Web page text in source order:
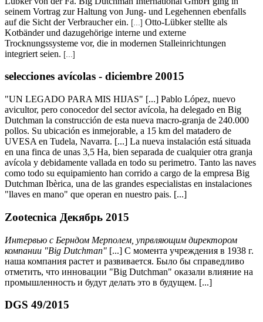
seinem Vortrag zur Haltung von Jung- und Legehennen ebenfalls
auf die Sicht der Verbraucher ein. [...] Otto-Lübker stellte als
Kotbänder und dazugehörige interne und externe
Trocknungssysteme vor, die in modernen Stalleinrichtungen
integriert seien. [...]
selecciones avícolas - diciembre 20015
"UN LEGADO PARA MIS HIJAS" [...] Pablo López, nuevo
avicultor, pero conocedor del sector avícola, ha delegado en Big
Dutchman la construcción de esta nueva macro-granja de 240.000
pollos. Su ubicación es inmejorable, a 15 km del matadero de
UVESA en Tudela, Navarra. [...] La nueva instalación está situada
en una finca de unas 3,5 Ha, bien separada de cualquier otra granja
avícola y debidamente vallada en todo su perimetro. Tanto las naves
como todo su equipamiento han corrido a cargo de la empresa Big
Dutchman Ibèrica, una de las grandes especialistas en instalaciones
"llaves en mano" que operan en nuestro pais. [...]
Zootecnica Декябрь 2015
Интервью с Берндом Мерполем, упрвляющим директором
компании "Big Dutchman" [...] С момента учреждения в 1938 г.
наша компания растет и развивается. Было бы справедливо
отметить, что инновации "Big Dutchman" оказали влияние на
промышленность и будут делать это в будущем. [...]
DGS 49/2015